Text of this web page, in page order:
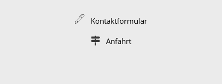
Kontaktformular
Anfahrt